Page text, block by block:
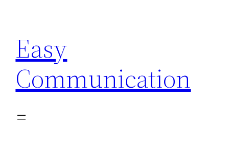
contenu
Easy
Communication